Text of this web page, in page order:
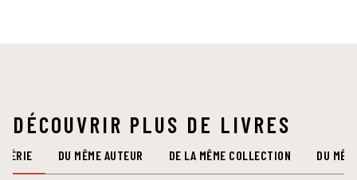
DÉCOUVRIR PLUS DE LIVRES
SÉRIE DU MÊME AUTEUR DE LA MÊME COLLECTION DU